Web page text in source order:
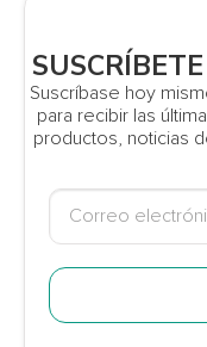
Suscríbase hoy
para recibir las
productos, noticias